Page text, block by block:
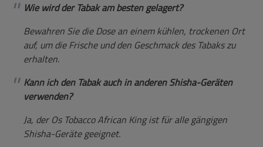
Wie wird der Tabak am besten gelagert?
Bewahren Sie die Dose an einem kühlen, trockenen Ort
auf, um die Frische und den Geschmack des Tabaks zu
erhalten.
Kann ich den Tabak auch in anderen Shisha-Geräten
verwenden?
Ja, der Os Tobacco African King ist für alle gängigen
Shisha-Geräte geeignet.